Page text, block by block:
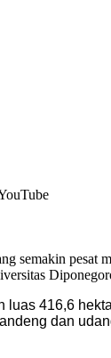
semakin pesat
416,6
dan